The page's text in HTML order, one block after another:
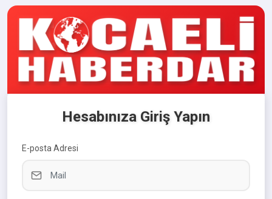
Hesabınıza Giriş Yapın
E-posta Adresi